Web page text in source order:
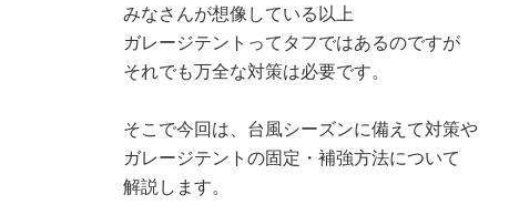
みなさんが想像している以上
ガレージテントってタフではあるのですが
それでも万全な対策は必要です。
そこで今回は、台風シーズンに備えて対策や
ガレージテントの固定・補強方法について
解説します。